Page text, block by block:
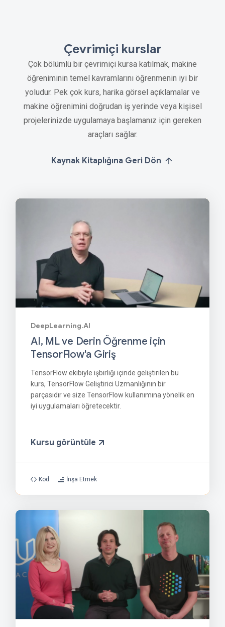
Çevrimiçi kurslar
Çok bölümlü bir çevrimiçi kursa katılmak, makine
öğreniminin temel kavramlarını öğrenmenin iyi bir
yoludur. Pek çok kurs, harika görsel açıklamalar ve
makine öğrenimini doğrudan iş yerinde veya kişisel
projelerinizde uygulamaya başlamanız için gereken
araçları sağlar.
Kaynak Kitaplığına Geri Dön
DeepLearning.AI
AI, ML ve Derin Öğrenme için
TensorFlow'a Giriş
TensorFlow ekibiyle işbirliği içinde geliştirilen bu
kurs, TensorFlow Geliştirici Uzmanlığının bir
parçasıdır ve size TensorFlow kullanımına yönelik en
iyi uygulamaları öğretecektir.
Kursu görüntüle
Kod İnşa Etmek